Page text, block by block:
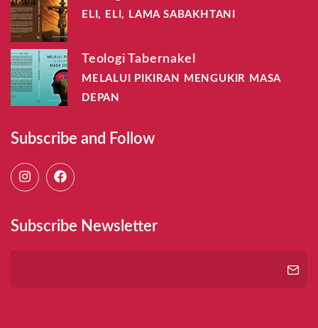
ELI, ELI, LAMA SABAKHTANI
Teologi Tabernakel
MELALUI PIKIRAN MENGUKIR MASA
DEPAN
Subscribe and Follow
Subscribe Newsletter